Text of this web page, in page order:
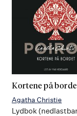
Kortene på
Agatha Christie
Lydbok